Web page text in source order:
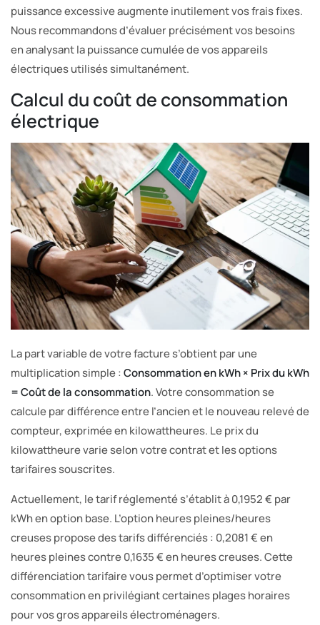
puissance excessive augmente inutilement vos frais fixes.
Nous recommandons d’évaluer précisément vos besoins
en analysant la puissance cumulée de vos appareils
électriques utilisés simultanément.
Calcul du coût de consommation
électrique
La part variable de votre facture s’obtient par une
multiplication simple :Consommation en kWh × Prix du kWh
= Coût de la consommation. Votre consommation se
calcule par différence entre l’ancien et le nouveau relevé de
compteur, exprimée en kilowattheures. Le prix du
kilowattheure varie selon votre contrat et les options
tarifaires souscrites.
Actuellement, le tarif réglementé s’établit à 0,1952 € par
kWh en option base. L’option heures pleines/heures
creuses propose des tarifs différenciés : 0,2081 € en
heures pleines contre 0,1635 € en heures creuses. Cette
différenciation tarifaire vous permet d’optimiser votre
consommation en privilégiant certaines plages horaires
pour vos gros appareils électroménagers.